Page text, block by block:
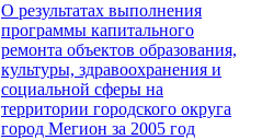
О результатах выполнения
программы капитального
ремонта объектов образования,
культуры, здравоохранения и
социальной сферы на
территории городского округа
город Мегион за 2005 год